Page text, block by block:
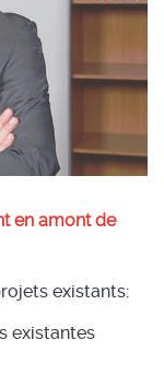
en amont de
existants:
existantes